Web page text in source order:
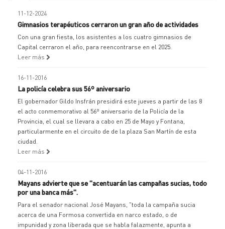
11-12-2024
Gimnasios terapéuticos cerraron un gran año de actividades
Con una gran fiesta, los asistentes a los cuatro gimnasios de
Capital cerraron el año, para reencontrarse en el 2025.
Leer más
16-11-2016
La policía celebra sus 56º aniversario
El gobernador Gildo Insfrán presidirá este jueves a partir de las 8
el acto conmemorativo al 56º aniversario de la Policía de la
Provincia, el cual se llevara a cabo en 25 de Mayo y Fontana,
particularmente en el circuito de de la plaza San Martín de esta
ciudad.
Leer más
04-11-2016
Mayans advierte que se "acentuarán las campañas sucias, todo
por una banca más".
Para el senador nacional José Mayans, "toda la campaña sucia
acerca de una Formosa convertida en narco estado, o de
impunidad y zona liberada que se habla falazmente, apunta a